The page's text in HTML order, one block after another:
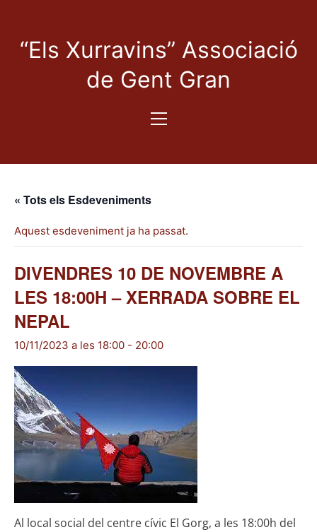
“Els Xurravins” Associació
de Gent Gran
« Tots els Esdeveniments
Aquest esdeveniment ja ha passat.
DIVENDRES 10 DE NOVEMBRE A
LES 18:00H – XERRADA SOBRE EL
NEPAL
10/11/2023 a les 18:00 - 20:00
Al local social del centre cívic El Gorg, a les 18:00h del